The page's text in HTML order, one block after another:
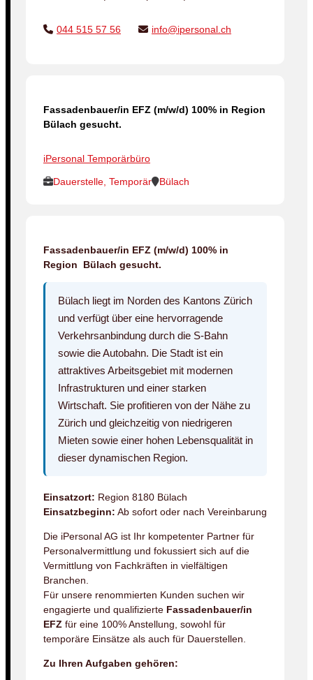
044 515 57 56 info@ipersonal.ch
Fassadenbauer/in EFZ (m/w/d) 100% in Region
Bülach gesucht.
iPersonal Temporärbüro
Dauerstelle, Temporär Bülach
Fassadenbauer/in EFZ (m/w/d) 100% in
Region Bülach gesucht.
Bülach liegt im Norden des Kantons Zürich
und verfügt über eine hervorragende
Verkehrsanbindung durch die S-Bahn
sowie die Autobahn. Die Stadt ist ein
attraktives Arbeitsgebiet mit modernen
Infrastrukturen und einer starken
Wirtschaft. Sie profitieren von der Nähe zu
Zürich und gleichzeitig von niedrigeren
Mieten sowie einer hohen Lebensqualität in
dieser dynamischen Region.
Einsatzort: Region 8180 Bülach
Einsatzbeginn: Ab sofort oder nach Vereinbarung
Die iPersonal AG ist Ihr kompetenter Partner für
Personalvermittlung und fokussiert sich auf die
Vermittlung von Fachkräften in vielfältigen
Branchen.
Für unsere renommierten Kunden suchen wir
engagierte und qualifizierte Fassadenbauer/in
EFZ für eine 100% Anstellung, sowohl für
temporäre Einsätze als auch für Dauerstellen.
Zu Ihren Aufgaben gehören: